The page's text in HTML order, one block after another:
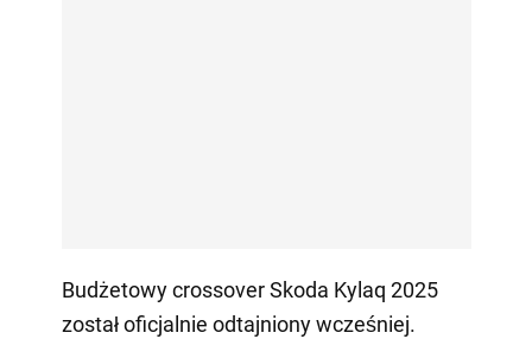
Budżetowy crossover Skoda Kylaq 2025
został oficjalnie odtajniony wcześniej.